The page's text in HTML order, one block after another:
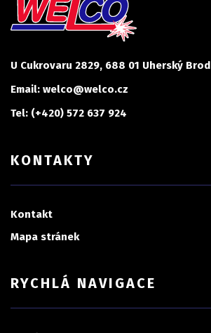
U Cukrovaru 2829, 688 01 Uherský Brod
Email: welco@welco.cz
Tel: (+420) 572 637 924
KONTAKTY
Kontakt
Mapa stránek
RYCHLÁ NAVIGACE